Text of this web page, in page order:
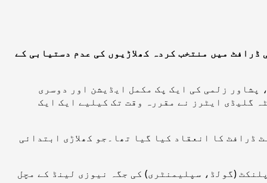
ڈرافٹ میں منتخب کردہ کھلاڑیوں کی عدم دستیابی کے
پشاور زلمی کی ایک پک مکمل ایڈیشن اور دوسری
گلیڈی ایٹرز نے مقررہ وقت تک کیلیے ایک ایک
ڈرافٹ کا انعقاد کیا گیا تھا۔جو کھلاڑی ابتدائی
کی ہیں۔ اس سلسلے میں لیام پلنکٹ (گولڈ، سپلیمنٹری) کی جگہ نیوزی لینڈ کے مچل